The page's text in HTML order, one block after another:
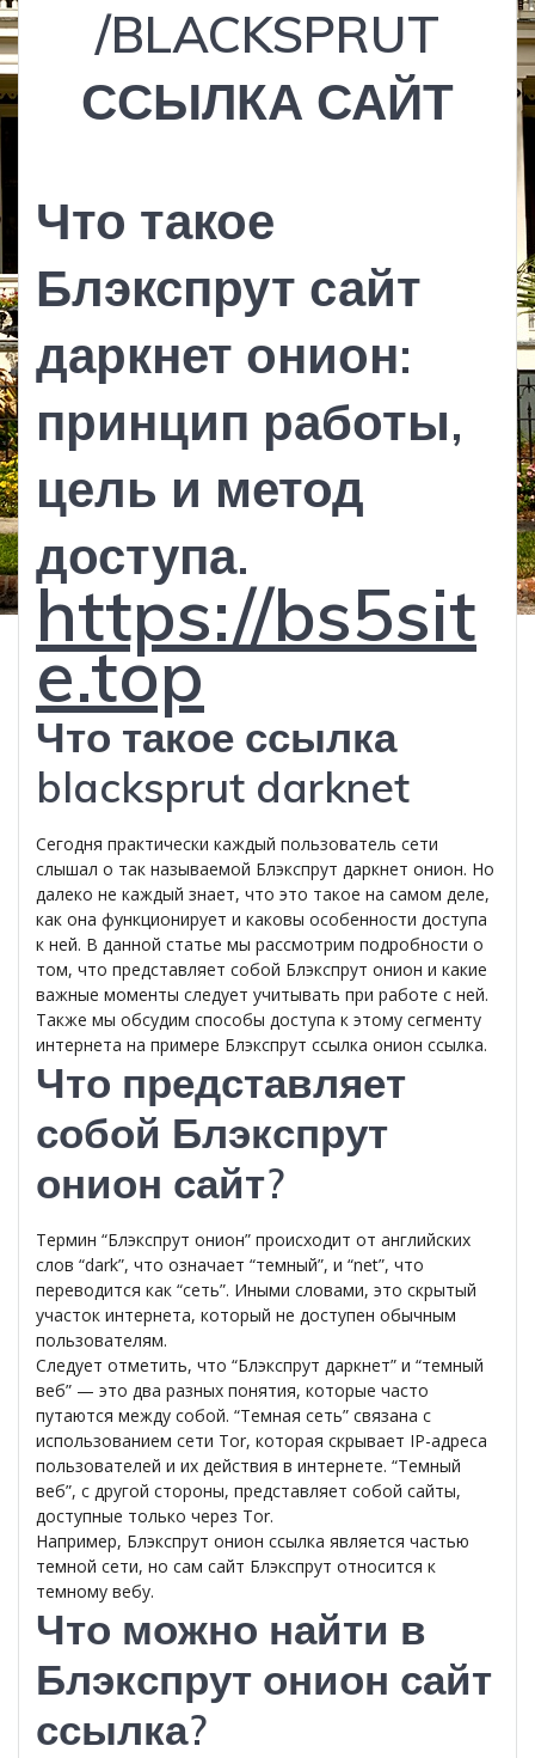
/BLACKSPRUT
ССЫЛКА САЙТ
Что такое
Блэкспрут сайт
даркнет онион:
принцип работы,
цель и метод
доступа.
https://bs5sit
e.top
Что такое ссылка
blacksprut darknet
Сегодня практически каждый пользователь сети
слышал о так называемой Блэкспрут даркнет онион. Но
далеко не каждый знает, что это такое на самом деле,
как она функционирует и каковы особенности доступа
к ней. В данной статье мы рассмотрим подробности о
том, что представляет собой Блэкспрут онион и какие
важные моменты следует учитывать при работе с ней.
Также мы обсудим способы доступа к этому сегменту
интернета на примере Блэкспрут ссылка онион ссылка.
Что представляет
собой Блэкспрут
онион сайт?
Термин “Блэкспрут онион” происходит от английских
слов “dark”, что означает “темный”, и “net”, что
переводится как “сеть”. Иными словами, это скрытый
участок интернета, который не доступен обычным
пользователям.
Следует отметить, что “Блэкспрут даркнет” и “темный
веб” — это два разных понятия, которые часто
путаются между собой. “Темная сеть” связана с
использованием сети Tor, которая скрывает IP-адреса
пользователей и их действия в интернете. “Темный
веб”, с другой стороны, представляет собой сайты,
доступные только через Tor.
Например, Блэкспрут онион ссылка является частью
темной сети, но сам сайт Блэкспрут относится к
темному вебу.
Что можно найти в
Блэкспрут онион сайт
ссылка?